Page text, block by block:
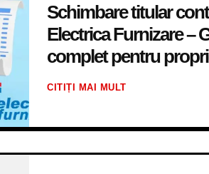
Schimbare titular
Electrica Furnizare –
complet pentru
CITIȚI MAI MULT